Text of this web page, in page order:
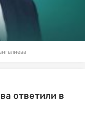
ответили в